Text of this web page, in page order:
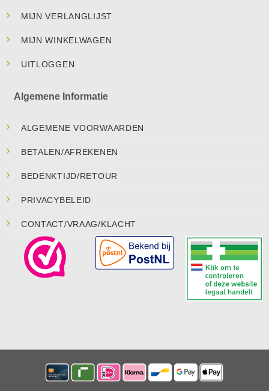
MIJN VERLANGLIJST
MIJN WINKELWAGEN
UITLOGGEN
Algemene Informatie
ALGEMENE VOORWAARDEN
BETALEN/AFREKENEN
BEDENKTIJD/RETOUR
PRIVACYBELEID
CONTACT/VRAAG/KLACHT